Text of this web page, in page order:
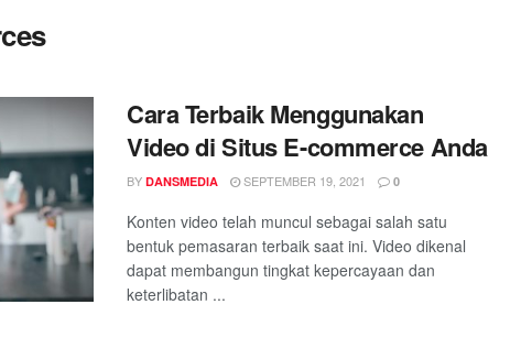
Cara Terbaik Menggunakan
Video di Situs E-commerce Anda
BY DANSMEDIA SEPTEMBER 19, 2021 0
Konten video telah muncul sebagai salah satu
bentuk pemasaran terbaik saat ini. Video dikenal
dapat membangun tingkat kepercayaan dan
keterlibatan ...